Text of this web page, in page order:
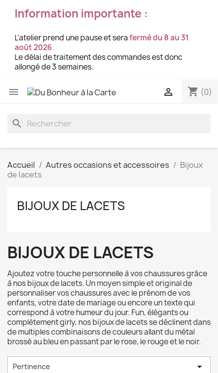
Information importante :
L'atelier prend une pause et serafermé du 8 au 31
août 2026.
Le délai de traitement des commandes est donc
allongé de 3 semaines.
 shopping_cart (0)

search
Accueil Autres occasions et accessoires
Bijoux
de lacets
BIJOUX DE LACETS
BIJOUX DE LACETS
Ajoutez votre touche personnelle à vos chaussures grâce
à nos bijoux de lacets. Un moyen simple et original de
personnaliser vos chaussures avec le prénom de vos
enfants, votre date de mariage ou encore un texte qui
correspond à votre humeur du jour. Fun, élégants ou
complètement girly, nos bijoux de lacets se déclinent dans
de multiples combinaisons de couleurs allant du métal
brossé au bleu en passant par le rose, le rouge et le noir.
Pertinence 